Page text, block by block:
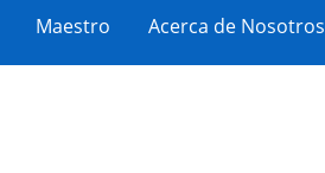
Maestro Acerca de Nosotros